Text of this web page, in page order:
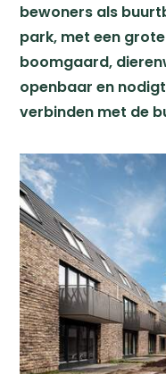
bewoners als
park, met een
boomgaard,
openbaar en
verbinden met de